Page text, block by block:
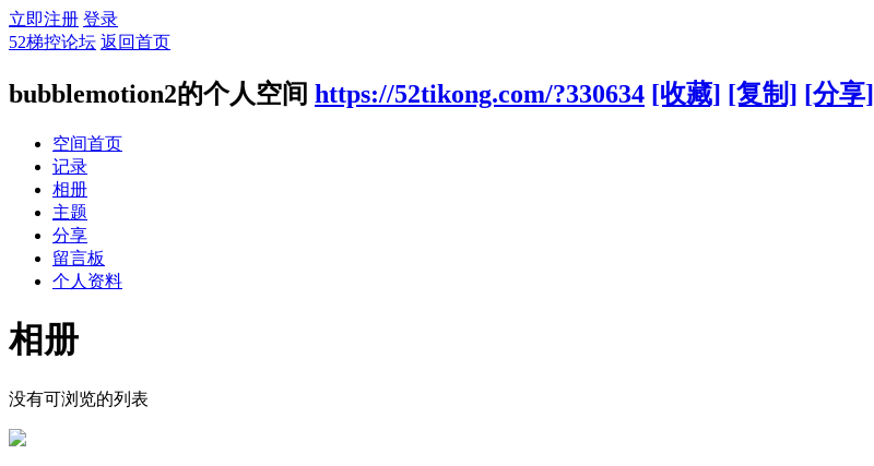
立即注册 登录
52梯控论坛 返回首页
bubblemotion2的个人空间 https://52tikong.com/?330634 [收藏] [复制] [分享]
空间首页
记录
相册
主题
分享
留言板
个人资料
相册
没有可浏览的列表